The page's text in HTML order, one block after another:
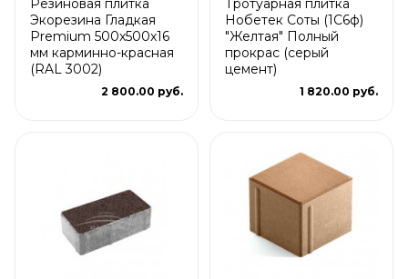
Резиновая плитка
Экорезина Гладкая
Premium 500x500x16
мм карминно-красная
(RAL 3002)
2 800.00 руб.
Тротуарная плитка
Нобетек Соты (1С6ф)
"Желтая" Полный
прокрас (серый
цемент)
1 820.00 руб.